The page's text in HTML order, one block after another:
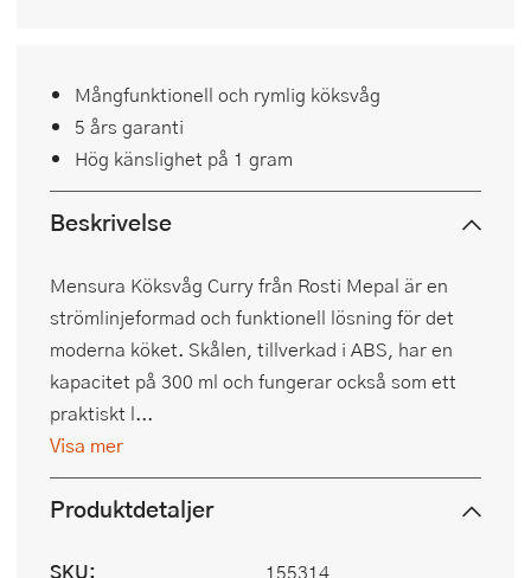
Mångfunktionell och rymlig köksvåg
5 års garanti
Hög känslighet på 1 gram
Beskrivelse
Mensura Köksvåg Curry från Rosti Mepal är en
strömlinjeformad och funktionell lösning för det
moderna köket. Skålen, tillverkad i ABS, har en
kapacitet på 300 ml och fungerar också som ett
praktiskt l...
Visa mer
Produktdetaljer
SKU: 155314